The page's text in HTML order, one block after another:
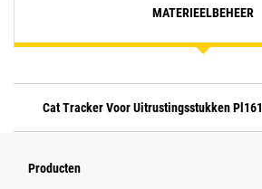
MATERIEELBEHEER
Cat Tracker Voor Uitrustingsstukken Pl161
Producten